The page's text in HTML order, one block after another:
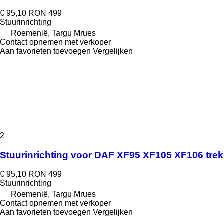
€ 95,10 RON 499
Stuurinrichting
Roemenië, Targu Mrues
Contact opnemen met verkoper
Aan favorieten toevoegen Vergelijken
2
Stuurinrichting voor DAF XF95 XF105 XF106
€ 95,10 RON 499
Stuurinrichting
Roemenië, Targu Mrues
Contact opnemen met verkoper
Aan favorieten toevoegen Vergelijken